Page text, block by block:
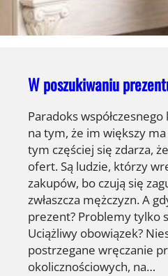
W poszukiwaniu
Paradoks
na tym, że im większy
tym częściej się zdarza,
ofert. Są ludzie, którzy
zakupów, bo czują się
zwłaszcza mężczyzn. A
prezent? Problemy tylko
Uciążliwy obowiązek?
postrzegane wręczanie
okolicznościowych, na…